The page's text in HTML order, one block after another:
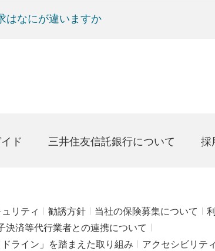
はなにが違いますか
ド 三井住友信託銀行について 採
リティ 勧誘方針 当社の保険募集について
決済等代行業者との連携について
ライン」を踏まえた取り組み
アクセシビリテ